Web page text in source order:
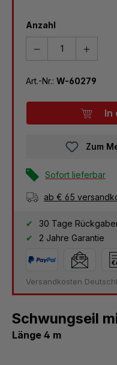
Anzahl
Art.-Nr.: W-60279
In
Zum
Sofort lieferbar
ab € 65
30 Tage
2 Jahre Garantie
Versandkosten
Schwungseil
Länge 4 m